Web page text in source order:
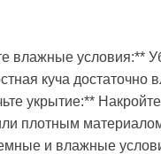
влажные условия:**
куча достаточно
укрытие:** Накройте
плотным
и влажные